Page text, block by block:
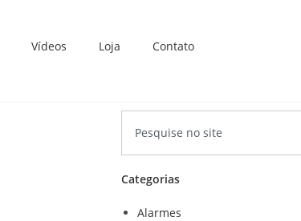
Vídeos Loja Contato
Categorias
Alarmes